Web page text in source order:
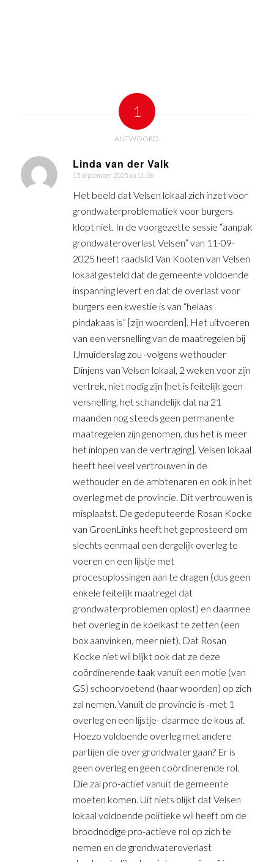
1
ANTWOORD
Linda van der Valk
zegt:
15 september 2025 op 11:36
Het beeld dat Velsen lokaal zich inzet voor
grondwaterproblematiek voor burgers
klopt niet. In de voorgezette sessie “aanpak
grondwateroverlast Velsen” van 11-09-
2025 heeft raadslid Van Kooten van Velsen
lokaal gesteld dat de gemeente voldoende
inspanning levert en dat de overlast voor
burgers een kwestie is van “helaas
pindakaas is” [zijn woorden]. Het uitvoeren
van een versnelling van de maatregelen bij
IJmuiderslag zou -volgens wethouder
Dinjens van Velsen lokaal, 2 weken voor zijn
vertrek, niet nodig zijn {het is feitelijk geen
versnelling, het schandelijk dat na 21
maanden nog steeds geen permanente
maatregelen zijn genomen, dus het is meer
het inlopen van de vertraging]. Velsen lokaal
heeft heel veel vertrouwen in de
wethouder en de ambtenaren en ook in het
overleg met de provincie. Dit vertrouwen is
misplaatst. De gedeputeerde Rosan Kocke
van GroenLinks heeft het gepresteerd om
slechts eenmaal een dergelijk overleg te
voeren en een lijstje met
procesoplossingen aan te dragen (dus geen
enkele feitelijk maatregel dat
grondwaterproblemen oplost) en daarmee
het overleg in de koelkast te zetten (een
box aanvinken, meer niet). Dat Rosan
Kocke niet wil blijkt ook dat ze deze
coördinerende taak vanuit een motie (van
GS) schoorvoetend (haar woorden) op zich
zal nemen. Vanuit de provincie is -met 1
overleg en een lijstje- daarmee de kous af.
Hoezo voldoende overleg met andere
partijen die over grondwater gaan? Er is
geen overleg en geen coördinerende rol.
Die zal pro-actief vanuit de gemeente
moeten komen. Uit niets blijkt dat Velsen
lokaal voldoende politieke wil heeft om de
broodnodige pro-actieve rol op zich te
nemen en de grondwateroverlast